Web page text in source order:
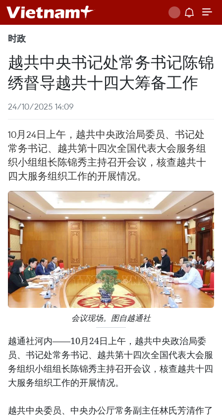
时政
越共中央书记处常务书记陈锦
绣督导越共十四大筹备工作
24/10/2025 14:09
10月24日上午，越共中央政治局委员、书记处
常务书记、越共第十四次全国代表大会服务组
织小组组长陈锦秀主持召开会议，核查越共十
四大服务组织工作的开展情况。
会议现场。图自越通社
越通社河内——10月24日上午，越共中央政治局委
员、书记处常务书记、越共第十四次全国代表大会服
务组织小组组长陈锦秀主持召开会议，核查越共十四
大服务组织工作的开展情况。
越共中央委员、中央办公厅常务副主任林氏芳清作了